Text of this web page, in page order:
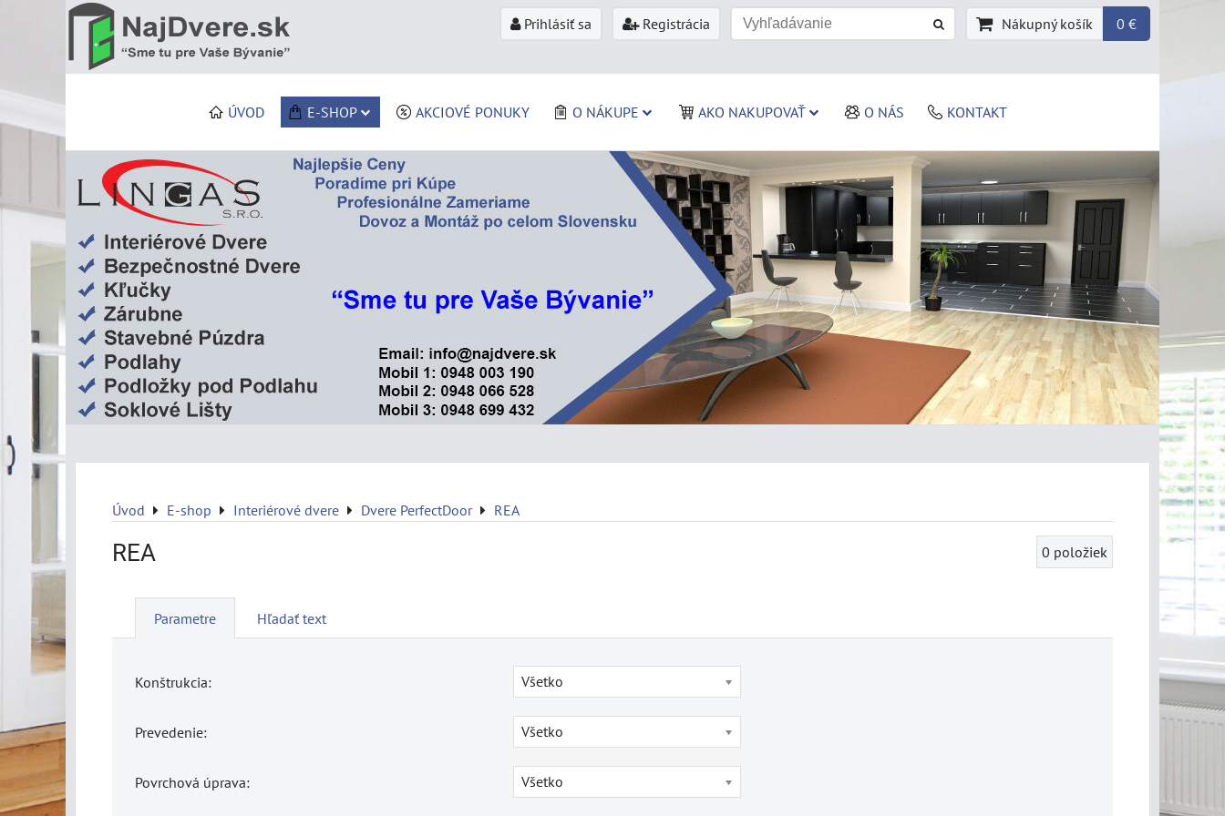
Prihlásiť sa Registrácia Nákupný košík 0 €
ÚVOD E-SHOP AKCIOVÉ PONUKY O NÁKUPE AKO NAKUPOVAŤ O NÁS KONTAKT
Úvod E-shop Interiérové dvere Dvere PerfectDoor REA
REA 0 položiek
Parametre Hľadať text
Konštrukcia: Všetko
Prevedenie: Všetko
Povrchová úprava: Všetko